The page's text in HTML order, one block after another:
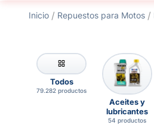
Repuestos para Motos
Todos
79.282 productos
Aceites y
lubricantes
54 productos